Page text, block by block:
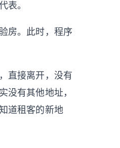
表。
房。此时，程序
直接离开，没有
没有其他地址，
道租客的新地